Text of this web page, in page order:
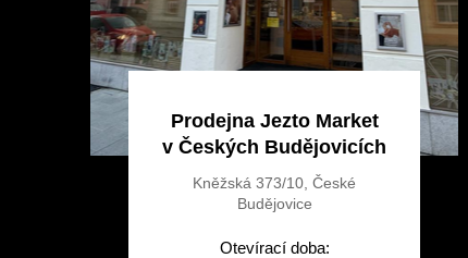
Prodejna Jezto Market
v Českých Budějovicích
Kněžská 373/10, České
Budějovice
Otevírací doba: